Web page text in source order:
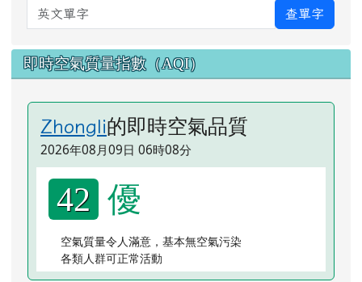
英文單字 查單字
即時空氣質量指數（AQI）
Zhongli的即時空氣品質
2026年08月09日 06時08分
42 優
空氣質量令人滿意，基本無空氣污染
各類人群可正常活動